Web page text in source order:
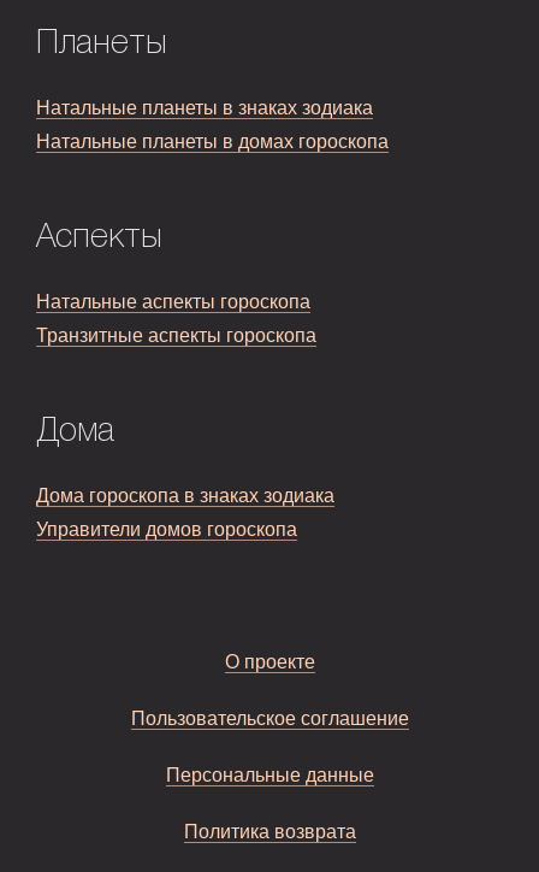
Планеты
Натальные планеты в знаках зодиака
Натальные планеты в домах гороскопа
Аспекты
Натальные аспекты гороскопа
Транзитные аспекты гороскопа
Дома
Дома гороскопа в знаках зодиака
Управители домов гороскопа
О проекте
Пользовательское соглашение
Персональные данные
Политика возврата